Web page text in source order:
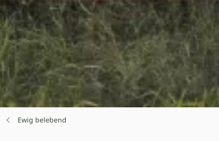
Ewig belebend